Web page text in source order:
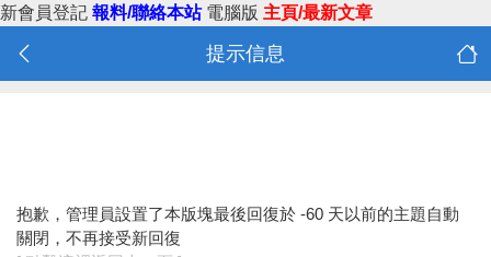
新會員登記 報料/聯絡本站 電腦版 主頁/最新文章
提示信息
抱歉，管理員設置了本版塊最後回復於 -60 天以前的主題自動
關閉，不再接受新回復